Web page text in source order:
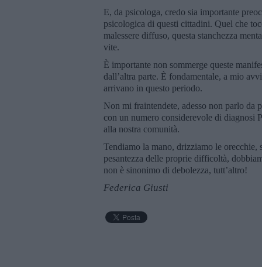
E, da psicologa, credo sia importante
psicologica di questi cittadini. Quel che
malessere diffuso, questa stanchezza
vite.
È importante non sommerge queste
dall’altra parte. È fondamentale, a mio
arrivano in questo periodo.
Non mi fraintendete, adesso non parlo da
con un numero considerevole di diagnosi
alla nostra comunità.
Tendiamo la mano, drizziamo le orecchie,
pesantezza delle proprie difficoltà,
non è sinonimo di debolezza, tutt’altro!
Federica Giusti